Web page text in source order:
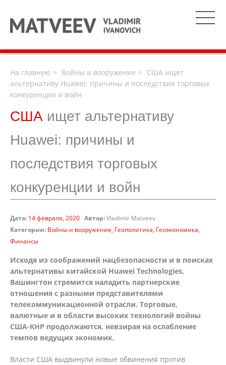
На главную Войны и вооружение
США ищет
альтернативу Huawei: причины и последствия торговых
конкуренции и войн
США ищет альтернативу
Huawei: причины и
последствия торговых
конкуренции и войн
Дата: 14 февраля, 2020 Автор:Vladimir Matveev
Категории: Войны и вооружение Геополитика Геоэкономика
Финансы
Исходя из соображений нацбезопасности и в поисках
альтернативы китайской Huawei Technologies,
Вашингтон стремится наладить партнерские
отношения с разными представителями
телекоммуникационной отрасли. Торговые,
валютные и в области высоких технологий войны
США-КНР продолжаются, невзирая на ослабление
темпов ведущих экономик.
Власти США выдвинули новые обвинения против